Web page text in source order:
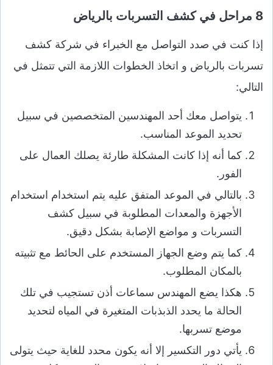
8 مراحل في كشف التسربات بالرياض
إذا كنت في صدد التواصل مع الخبراء في شركة كشف
تسربات بالرياض و اتخاذ الخطوات اللازمة التي تتمثل في
التالي:
يتواصل معك أحد المهندسين المتخصصين في سبيل
تحديد الموعد المناسب.
كما أنه إذا كانت المشكلة طارئة يصلك العمال على
الفور.
بالتالي في الموعد المتفق عليه يتم استخدام استخدام
الأجهزة والمعدات المطلوبة في سبيل كشف
التسربات و مواضع الإصابة بشكل دقيق.
كما يتم وضع الجهاز المستخدم على الحائط مع تثبيته
بالمكان المطلوب.
هكذا يضع المهندس سماعات أذن تستجيب في تلك
الحالة ما يحدد الذبذبات المتغيرة في المياه لتحديد
موضع تسربها.
يأتي دور التكسير إلا أنه يكون محدد للغاية حيث يتولى